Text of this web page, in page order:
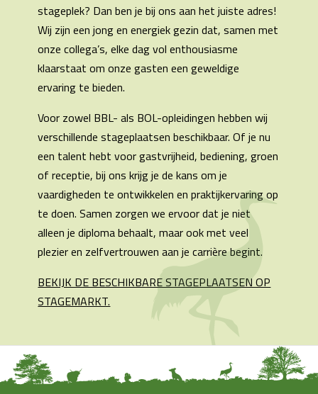
stageplek? Dan ben je bij ons aan het juiste adres!
Wij zijn een jong en energiek gezin dat, samen met
onze collega’s, elke dag vol enthousiasme
klaarstaat om onze gasten een geweldige
ervaring te bieden.
Voor zowel BBL- als BOL-opleidingen hebben wij
verschillende stageplaatsen beschikbaar. Of je nu
een talent hebt voor gastvrijheid, bediening, groen
of receptie, bij ons krijg je de kans om je
vaardigheden te ontwikkelen en praktijkervaring op
te doen. Samen zorgen we ervoor dat je niet
alleen je diploma behaalt, maar ook met veel
plezier en zelfvertrouwen aan je carrière begint.
BEKIJK DE BESCHIKBARE STAGEPLAATSEN OP
STAGEMARKT.